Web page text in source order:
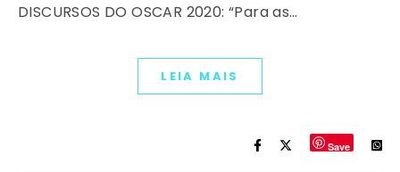
DISCURSOS DO OSCAR 2020: “Para as…
LEIA MAIS
Save